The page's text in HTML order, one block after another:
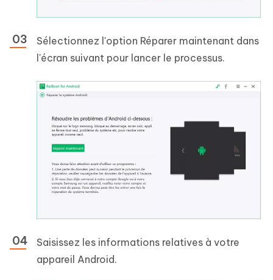
Sélectionnez l'option Réparer maintenant dans
l'écran suivant pour lancer le processus.
Saisissez les informations relatives à votre
appareil Android.